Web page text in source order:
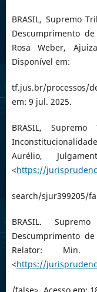
BRASIL, Supremo
Descumprimento
Rosa Weber,
Disponível em:
tf.jus.br/processos/
em: 9 jul. 2025.
BRASIL,
Aurélio,
<https://
search/sjur399205/
BRASIL.
Descumprimento
Relator: Min.
<https://